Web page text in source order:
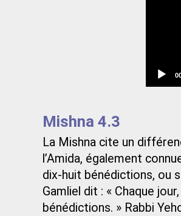
Mishna 4.3
La Mishna cite un
l’Amida, également
dix-huit bénédictions, ou
Gamliel dit : « Chaque
bénédictions. » Rabbi